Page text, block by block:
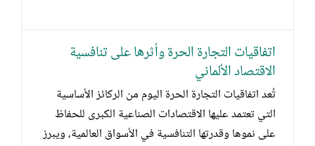
اتفاقيات التجارة الحرة وأثرها على تنافسية
الاقتصاد الألماني
تُعد اتفاقيات التجارة الحرة اليوم من الركائز الأساسية
التي تعتمد عليها الاقتصادات الصناعية الكبرى للحفاظ
على نموها وقدرتها التنافسية في الأسواق العالمية، ويبرز